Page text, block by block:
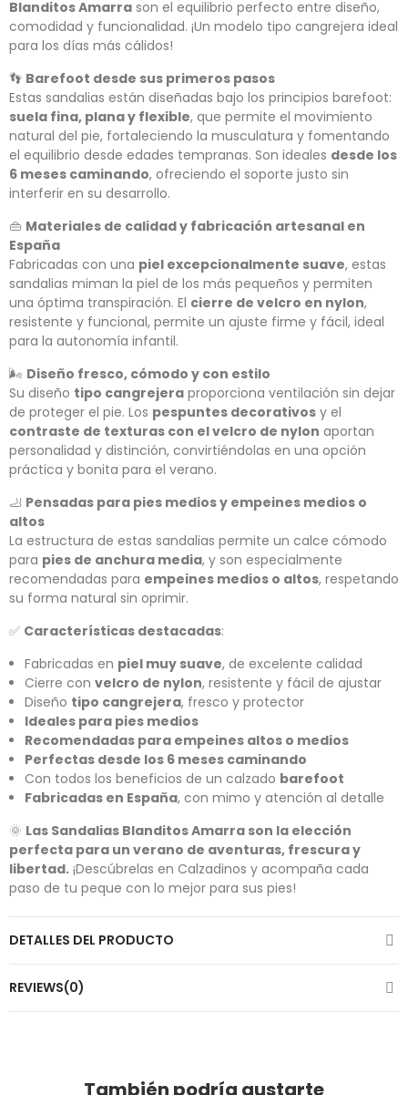
Blanditos Amarra son el equilibrio perfecto entre diseño,
comodidad y funcionalidad. ¡Un modelo tipo cangrejera ideal
para los días más cálidos!
👣 Barefoot desde sus primeros pasos
Estas sandalias están diseñadas bajo los principios barefoot:
suela fina, plana y flexible, que permite el movimiento
natural del pie, fortaleciendo la musculatura y fomentando
el equilibrio desde edades tempranas. Son ideales desde los
6 meses caminando, ofreciendo el soporte justo sin
interferir en su desarrollo.
👜 Materiales de calidad y fabricación artesanal en
España
Fabricadas con una piel excepcionalmente suave, estas
sandalias miman la piel de los más pequeños y permiten
una óptima transpiración. El cierre de velcro en nylon,
resistente y funcional, permite un ajuste firme y fácil, ideal
para la autonomía infantil.
🌬️ Diseño fresco, cómodo y con estilo
Su diseño tipo cangrejera proporciona ventilación sin dejar
de proteger el pie. Los pespuntes decorativos y el
contraste de texturas con el velcro de nylon aportan
personalidad y distinción, convirtiéndolas en una opción
práctica y bonita para el verano.
🦶 Pensadas para pies medios y empeines medios o
altos
La estructura de estas sandalias permite un calce cómodo
para pies de anchura media, y son especialmente
recomendadas para empeines medios o altos, respetando
su forma natural sin oprimir.
✅ Características destacadas:
Fabricadas en piel muy suave, de excelente calidad
Cierre con velcro de nylon, resistente y fácil de ajustar
Diseño tipo cangrejera, fresco y protector
Ideales para pies medios
Recomendadas para empeines altos o medios
Perfectas desde los 6 meses caminando
Con todos los beneficios de un calzado barefoot
Fabricadas en España, con mimo y atención al detalle
🌞 Las Sandalias Blanditos Amarra son la elección
perfecta para un verano de aventuras, frescura y
libertad. ¡Descúbrelas en Calzadinos y acompaña cada
paso de tu peque con lo mejor para sus pies!
DETALLES DEL PRODUCTO
REVIEWS(0)
También podría gustarte